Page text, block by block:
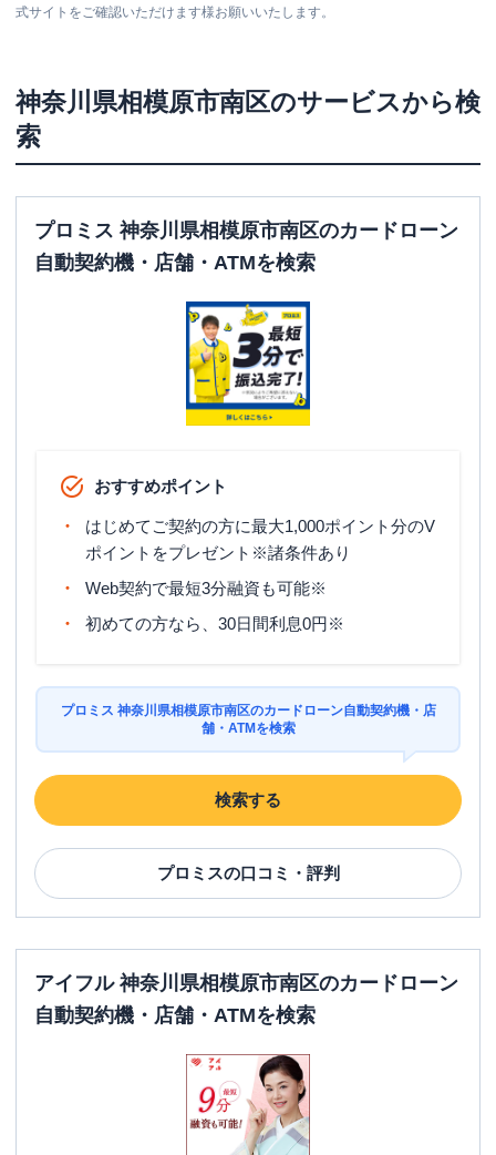
式サイトをご確認いただけます様お願いいたします。
神奈川県相模原市南区のサービスから検
索
プロミス 神奈川県相模原市南区のカードローン
自動契約機・店舗・ATMを検索
おすすめポイント
はじめてご契約の方に最大1,000ポイント分のV
ポイントをプレゼント※諸条件あり
Web契約で最短3分融資も可能※
初めての方なら、30日間利息0円※
プロミス 神奈川県相模原市南区のカードローン自動契約機・店
舗・ATMを検索
検索する
プロミスの口コミ・評判
アイフル 神奈川県相模原市南区のカードローン
自動契約機・店舗・ATMを検索